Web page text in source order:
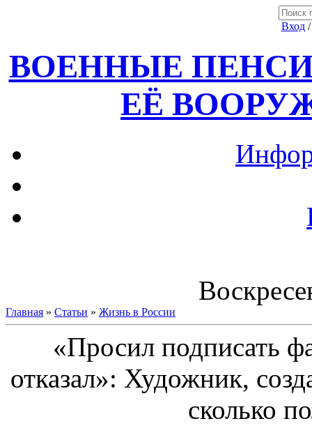
Вход
ВОЕННЫЕ
ЕЁ
Главная » Статьи » Жизнь в России
«Просил подписать
отказал»: Художник,
сколько